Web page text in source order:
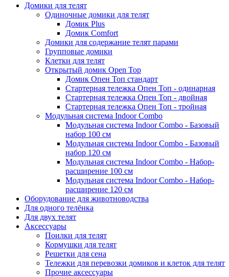
Домики для телят
Одиночные домики для телят
Домик Plus
Домик Comfort
Домики для содержание телят парами
Групповые домики
Клетки для телят
Открытый домик Open Top
Домик Опен Топ стандарт
Стартерная тележка Опен Топ - одинарная
Стартерная тележка Опен Топ - двойная
Стартерная тележка Опен Топ - тройная
Модульная система Indoor Combo
Модульная система Indoor Combo - Базовый
набор 100 см
Модульная система Indoor Combo - Базовый
набор 120 см
Модульная система Indoor Combo - Набор-
расширение 100 см
Модульная система Indoor Combo - Набор-
расширение 120 см
Оборудование для животноводства
Для одного телёнка
Для двух телят
Аксессуары
Поилки для телят
Кормушки для телят
Решетки для сена
Тележки для перевозки домиков и клеток для телят
Прочие аксессуары